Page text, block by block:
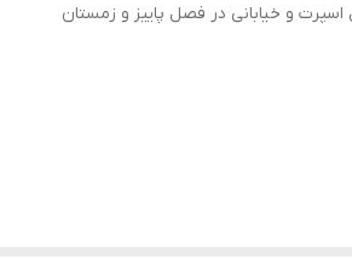
و خیابانی در فصل پاییز و زمستان